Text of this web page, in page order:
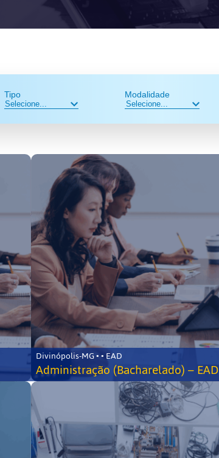
Tipo Modalidade
Divinópolis-MG • • EAD
Administração (Bacharelado) – EAD